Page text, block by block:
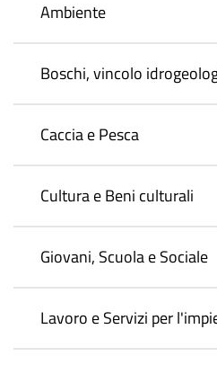
Ambiente
Boschi, vincolo
Caccia e Pesca
Cultura e Beni culturali
Giovani, Scuola e Sociale
Lavoro e Servizi per